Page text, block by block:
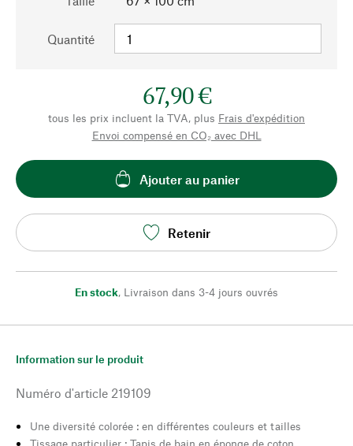
Quantité
67,90 €
tous les prix incluent la TVA, plus Frais d'expédition
Envoi compensé en CO₂ avec DHL
Ajouter au panier
Retenir
En stock, Livraison dans 3-4 jours ouvrés
Information sur le produit
Numéro d'article 219109
Une diversité colorée : en différentes couleurs et tailles
Tissage particulier : Tapis de bain en éponge de coton